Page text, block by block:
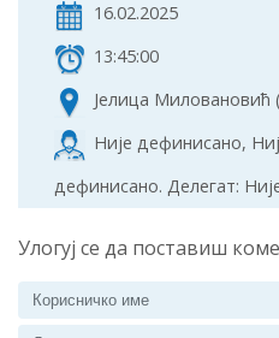
16.02.2025
13:45:00
Јелица Миловановић
Није дефинисано,
дефинисано. Делегат:
Улогуј се да поставиш